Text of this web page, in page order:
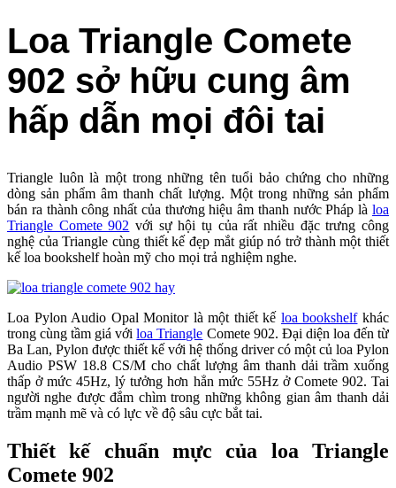
Loa Triangle Comete
902 sở hữu cung âm
hấp dẫn mọi đôi tai
Triangle luôn là một trong những tên tuổi bảo chứng cho những
dòng sản phẩm âm thanh chất lượng. Một trong những sản phẩm
bán ra thành công nhất của thương hiệu âm thanh nước Pháp là loa
Triangle Comete 902 với sự hội tụ của rất nhiều đặc trưng công
nghệ của Triangle cùng thiết kế đẹp mắt giúp nó trở thành một thiết
kế loa bookshelf hoàn mỹ cho mọi trả nghiệm nghe.
Loa Pylon Audio Opal Monitor là một thiết kế loa bookshelfkhác
trong cùng tầm giá vớiloa Triangle Comete 902. Đại diện loa đến từ
Ba Lan, Pylon được thiết kế với hệ thống driver có một củ loa Pylon
Audio PSW 18.8 CS/M cho chất lượng âm thanh dải trầm xuống
thấp ở mức 45Hz, lý tưởng hơn hẳn mức 55Hz ở Comete 902. Tai
người nghe được đắm chìm trong những không gian âm thanh dải
trầm mạnh mẽ và có lực về độ sâu cực bắt tai.
Thiết kế chuẩn mực của loa Triangle
Comete 902